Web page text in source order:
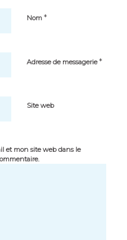
Nom *
Adresse de messagerie*
Site web
et mon site web dans le